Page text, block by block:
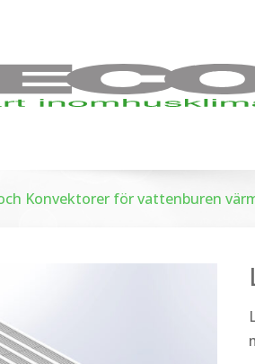
Konvektorer för vattenburen